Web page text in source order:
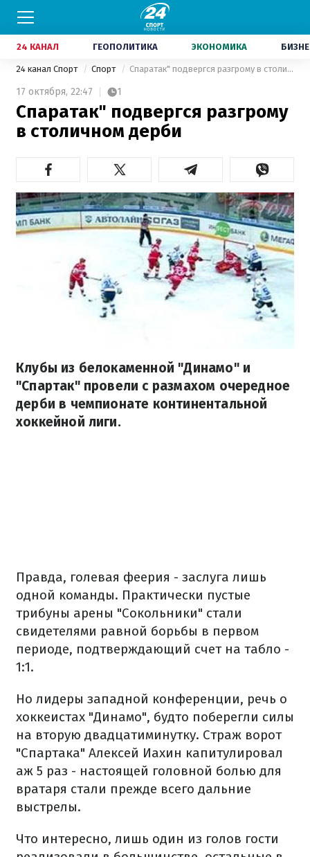
24 КАНАЛ ГЕОПОЛИТИКА ЭКОНОМИКА
24 канал Спорт Спорт Спаратак" подвергся разгрому в столичном дерби
17 октября, 22:47 1
Спаратак" подвергся разгрому
в столичном дерби
Клубы из белокаменной "Динамо" и
"Спартак" провели с размахом очередное
дерби в чемпионате континентальной
хоккейной лиги.
Правда, голевая феерия - заслуга лишь
одной команды. Практически пустые
трибуны арены "Сокольники" стали
свидетелями равной борьбы в первом
периоде, подтверждающий счет на табло -
1:1.
Но лидеры западной конференции, речь о
хоккеистах "Динамо", будто поберегли силы
на вторую двадцатиминутку. Страж ворот
"Спартака" Алексей Иахин капитулировал
аж 5 раз - настоящей головной болью для
вратаря стали прежде всего дальние
выстрелы.
Что интересно, лишь один из голов гости